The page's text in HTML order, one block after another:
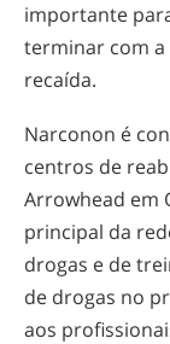
importante
terminar com a
recaída.
Narconon é
centros de
Arrowhead em
principal da
drogas e de
de drogas no
aos